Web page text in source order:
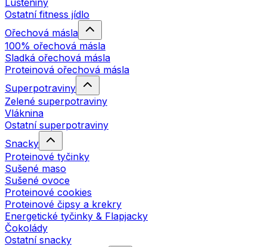
Luštěniny
Ostatní fitness jídlo
Ořechová másla
100% ořechová másla
Sladká ořechová másla
Proteinová ořechová másla
Superpotraviny
Zelené superpotraviny
Vláknina
Ostatní superpotraviny
Snacky
Proteinové tyčinky
Sušené maso
Sušené ovoce
Proteinové cookies
Proteinové čipsy a krekry
Energetické tyčinky & Flapjacky
Čokolády
Ostatní snacky